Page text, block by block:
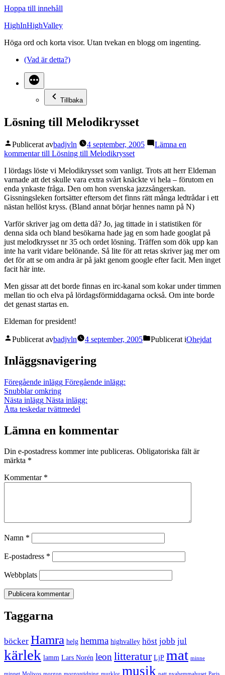
Hoppa till innehåll
HighInHighValley
Höga ord och korta visor. Utan tvekan en blogg om ingenting.
(Vad är detta?)
Tillbaka
Lösning till Melodikrysset
Publicerat avbadjvln 4 september, 2005
Lämna en
kommentartill Lösning till Melodikrysset
I lördags löste vi Melodikrysset som vanligt. Trots att herr Eldeman
varnade att det skulle vara extra svårt knäckte vi hela – förutom en
enda ynkaste fråga. Den om hon svenska jazzsångerskan.
Gissningsleken fortsätter eftersom det finns rätt många ledtrådar i ett
nästan hellöst kryss. (Bland annat börjar hennes namn på N)
Varför skriver jag om detta då? Jo, jag tittade in i statistiken för
denna sida och bland besökarna hade jag en som hade googlat på
just melodkrysset nr 35 och ordet lösning. Träffen som dök upp kan
inte ha varit vidare belönande. Så lite för att retas skriver jag mer om
det för att se om andra är på jakt genom google efter facit. Men inget
facit här inte.
Men gissar att det borde finnas en irc-kanal som kokar under timmen
mellan tio och elva på lördagsförmiddagarna också. Om inte borde
det genast startas en.
Eldeman for president!
Publicerat avbadjvln 4 september, 2005 Publicerat iOhejdat
Inläggsnavigering
Föregående inlägg Föregående inlägg:
Snubblar omkring
Nästa inlägg Nästa inlägg:
Åtta teskedar tvättmedel
Lämna en kommentar
Din e-postadress kommer inte publiceras. Obligatoriska fält är
märkta *
Kommentar *
Namn *
E-postadress *
Webbplats
Taggarna
böcker Hamra helg hemma highvalley höst jobb jul
kärlek lamm Lars Norén leonlitteratur LjP mat minne
minnet Molivos morgon morgontidning murklor musik natt nyahemmahuset Paris